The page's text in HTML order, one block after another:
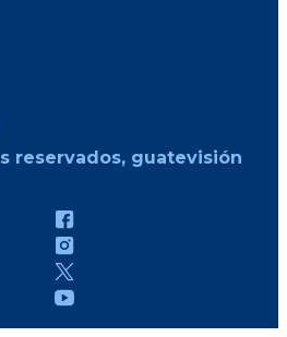
reservados, guatevisión